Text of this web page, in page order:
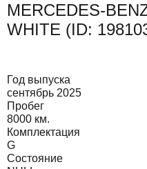
MERCEDES-
WHITE (ID:
Год выпуска
сентябрь 2025
Пробег
8000 км.
Комплектация
G
Состояние